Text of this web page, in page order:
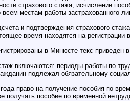
страхового стажа, исчисление
местам работы застрахованного
и подтверждения страхового
время находятся на регистрации
в Минюсте текс приведен
включаются: периоды работы по
подлежал обязательному
право на получение пособия по
получать пособие по временной